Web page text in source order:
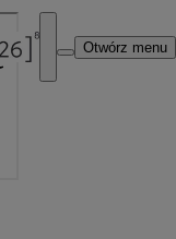
Otwórz menu